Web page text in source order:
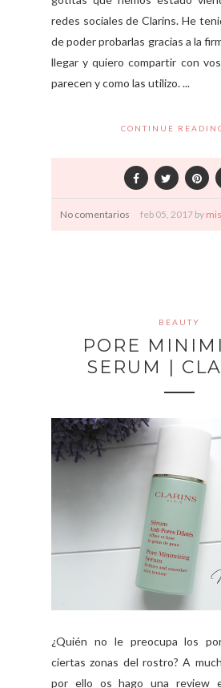
redes sociales de Clarins. He
de poder probarlas gracias a la
llegar y quiero compartir con
parecen y como las utilizo. ...
CONTINUE
No comentarios feb 05, 2017 by
BEAUTY
PORE
SERUM |
¿Quién no le preocupa los
ciertas zonas del rostro? A
por ello os hago una review